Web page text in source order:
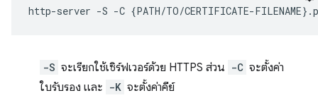
http-server -S -C {PATH/TO/CERTIFICATE-FILENAME}
-S จะเรียกใช้เซิร์ฟเวอร์ด้วย HTTPS ส่วน -C จะตั้งค่า
ใบรับรอง และ -K จะตั้งค่าคีย์